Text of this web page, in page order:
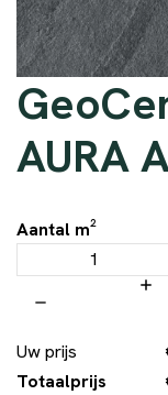
AURA
Aantal m²
Uw prijs
Totaalprijs